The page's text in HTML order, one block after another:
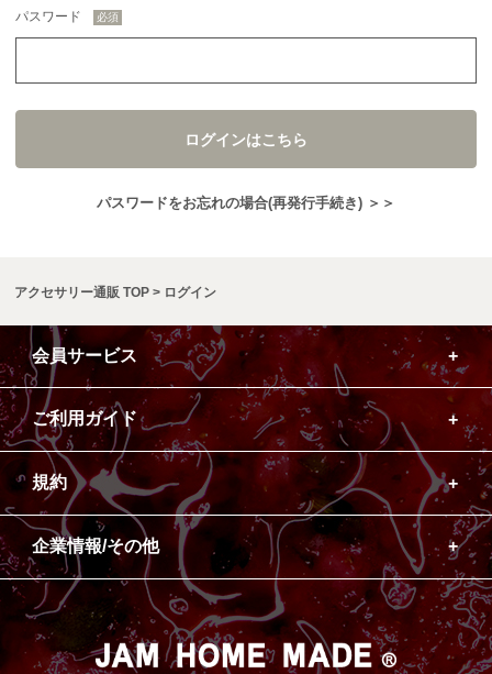
パスワード
ログインはこちら
パスワードをお忘れの場合(再発行手続き) ＞＞
アクセサリー通販 TOP ログイン
会員サービス
ご利用ガイド
規約
企業情報/その他